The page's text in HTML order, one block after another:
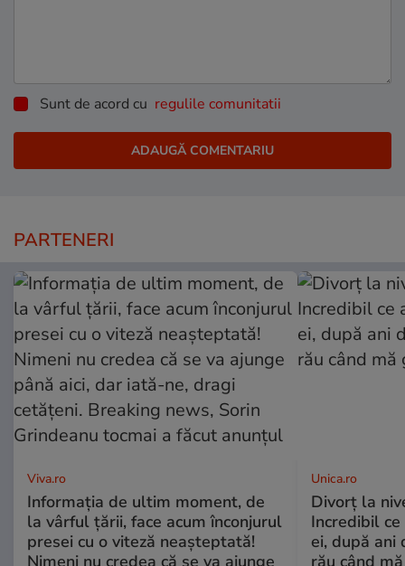
Sunt de acord cu regulile comunitatii
PARTENERI
Viva.ro
Informația de ultim moment, de
la vârful țării, face acum înconjurul
presei cu o viteză neașteptată!
Nimeni nu credea că se va ajunge
Unica.ro
Divorț la
Incredibil
ei, după ani
rău când